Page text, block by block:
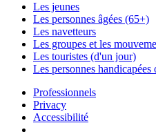
Les jeunes
Les personnes âgées (65+)
Les navetteurs
Les groupes et les
Les touristes (d'un jour)
Les personnes handicapées
Professionnels
Privacy
Accessibilité